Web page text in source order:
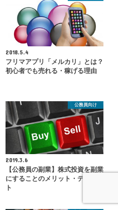
2018.5.4
フリマアプリ「メルカリ」とは？
初心者でも売れる・稼げる理由
公務員向け
2019.3.6
【公務員の副業】株式投資を副業
にすることのメリット・デメリッ
ト